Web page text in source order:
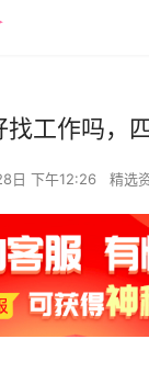
工作吗，
日 下午12:26 精选